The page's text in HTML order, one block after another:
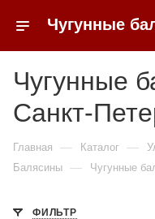
Чугунные
Санкт-
Главная — Каталог —
Балясины — Чугунные
ФИЛЬТР